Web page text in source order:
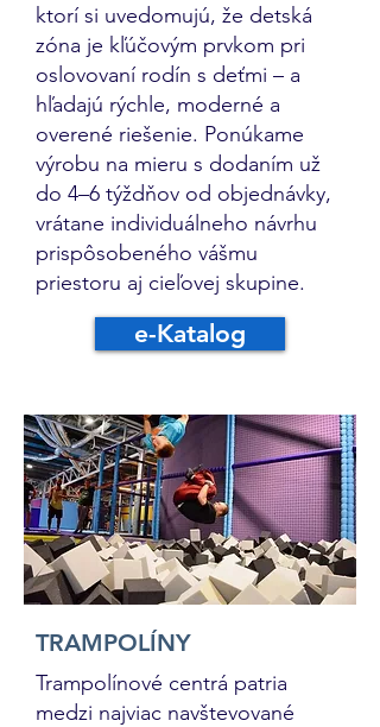
ktorí si uvedomujú, že detská
zóna je kľúčovým prvkom pri
oslovovaní rodín s deťmi – a
hľadajú rýchle, moderné a
overené riešenie. Ponúkame
výrobu na mieru s dodaním už
do 4–6 týždňov od objednávky,
vrátane individuálneho návrhu
prispôsobeného vášmu
priestoru aj cieľovej skupine.
e-Katalog
TRAMPOLÍNY
Trampolínové centrá patria
medzi najviac navštevované